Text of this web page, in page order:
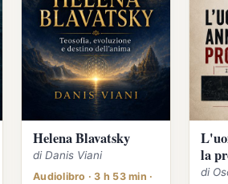
Helena Blavatsky
di Danis Viani
Audiolibro · 3 h 53 min ·
la
di